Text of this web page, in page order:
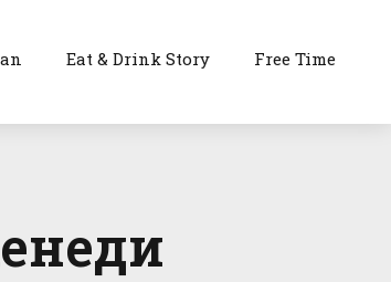
Eat & Drink Story Free Time